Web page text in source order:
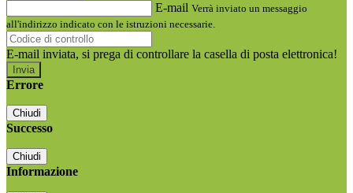
E-mail Verrà inviato un messaggio
all'indirizzo indicato con le istruzioni necessarie.
E-mail inviata, si prega di controllare la casella di posta elettronica!
Errore
Chiudi
Successo
Chiudi
Informazione